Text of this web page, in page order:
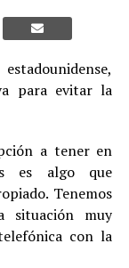
para evitar la
a tener en
es algo que
Tenemos
situación muy
con la